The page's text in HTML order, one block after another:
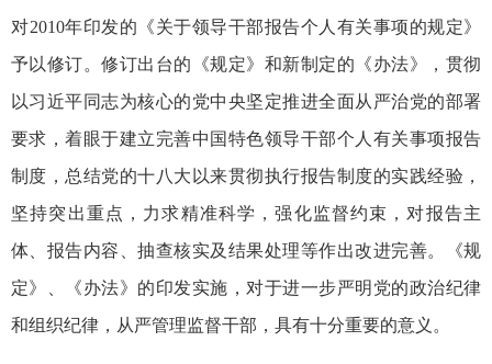
对2010年印发的《关于领导干部报告个人有关事项的规定》
予以修订。修订出台的《规定》和新制定的《办法》，贯彻
以习近平同志为核心的党中央坚定推进全面从严治党的部署
要求，着眼于建立完善中国特色领导干部个人有关事项报告
制度，总结党的十八大以来贯彻执行报告制度的实践经验，
坚持突出重点，力求精准科学，强化监督约束，对报告主
体、报告内容、抽查核实及结果处理等作出改进完善。《规
定》、《办法》的印发实施，对于进一步严明党的政治纪律
和组织纪律，从严管理监督干部，具有十分重要的意义。